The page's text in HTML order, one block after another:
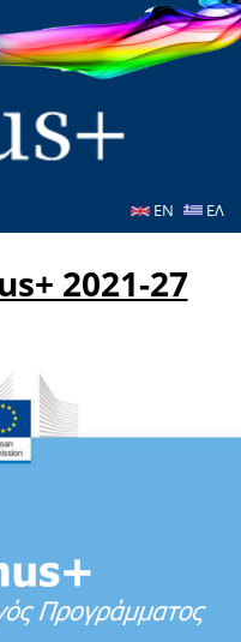
EN ΕΛ
2021-27